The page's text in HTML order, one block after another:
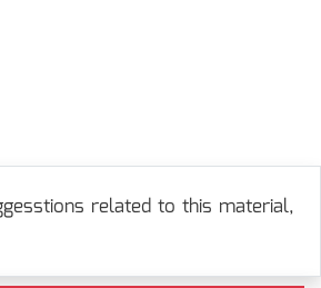
related to this material,